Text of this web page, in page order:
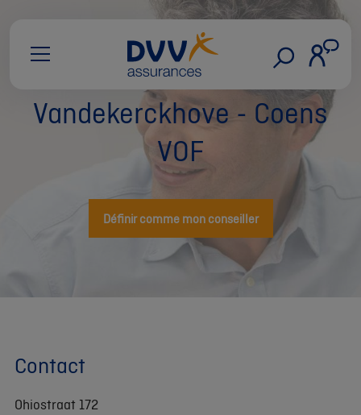
Vandekerckhove - Coens
VOF
Définir comme mon conseiller
Contact
Ohiostraat 172